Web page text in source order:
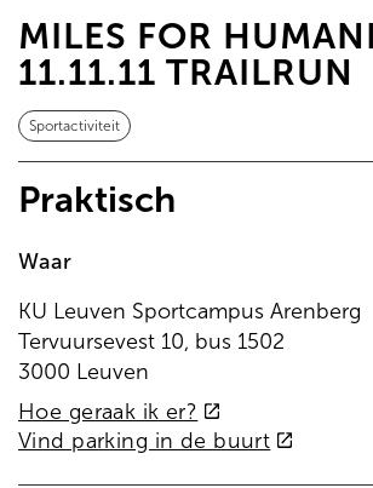
MILES FOR
11.11.11 TRAILRUN
Sportactiviteit
Praktisch
Waar
KU Leuven Sportcampus Arenberg
Tervuursevest 10, bus 1502
3000 Leuven
Hoe geraak ik er? (externe
link)
Vind parking in de buurt(externe